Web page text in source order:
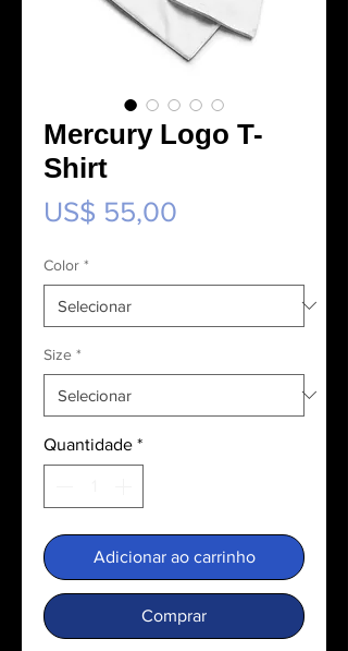
Mercury Logo T-
Shirt
US$ 55,00
Color *
Size *
Quantidade *
Adicionar ao carrinho
Comprar